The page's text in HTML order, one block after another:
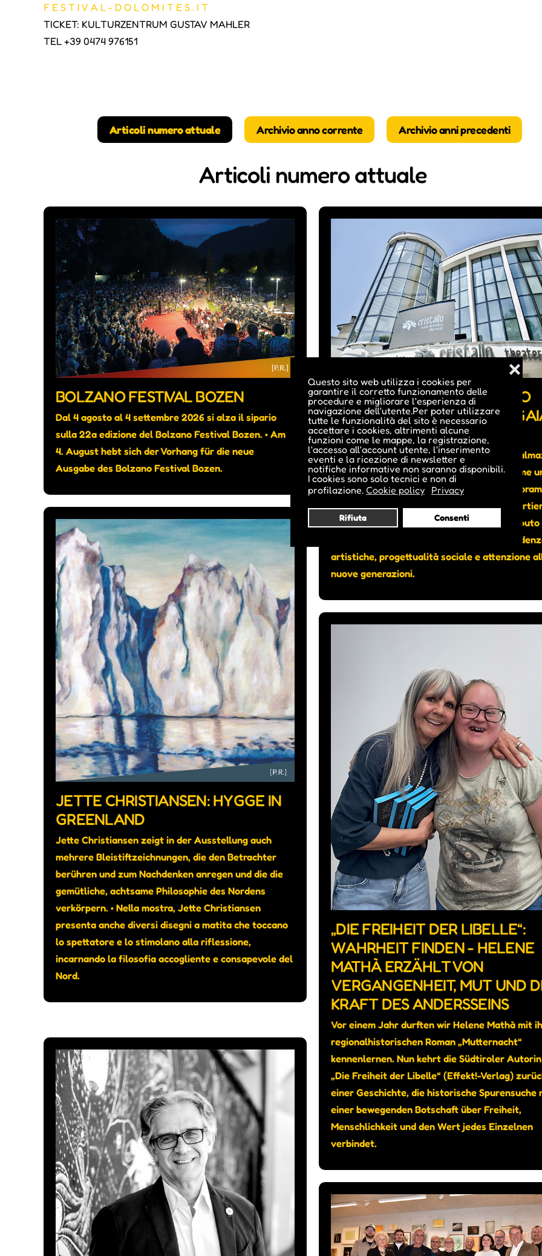
Questo sito web utilizza i cookies per
garantire il corretto funzionamento delle
procedure e migliorare l'esperienza di
navigazione dell'utente.Per poter utilizzare
tutte le funzionalità del sito è necessario
accettare i cookies, altrimenti alcune
funzioni come le mappe, la registrazione,
l'accesso all'account utente, l'inserimento
eventi e la ricezione di newsletter e
notifiche informative non saranno disponibili.
I cookies sono solo tecnici e non di
profilazione. Cookie policy Privacy
Rifiuta Consenti
❌
F E S T I V A L - D O L O M I T E S . I T
TICKET: KULTURZENTRUM GUSTAV MAHLER
TEL +39 0474 976151
Articoli numero attuale Archivio anno corrente Archivio anni precedenti
Articoli numero attuale
BOLZANO FESTIVAL BOZEN
Dal 4 agosto al 4 settembre 2026 si alza il sipario
sulla 22a edizione del Bolzano Festival Bozen. • Am
4. August hebt sich der Vorhang für die neue
Ausgabe des Bolzano Festival Bozen.
UN LABORATORIO CHIAMATO
CRISTALLO - INTERVISTA A
CARROLI
Negli ultimi anni il Teatro Cristallo di via
Bolzano, ha consolidato il proprio ruolo come
delle realtà culturali più dinamiche del
altoatesino. Un teatro radicato nel suo
capace di parlare all’intera città, che ha saputo
intrecciare programmazione artistica,
artistiche, progettualità sociale e attenzione
nuove generazioni.
JETTE CHRISTIANSEN: HYGGE IN
GREENLAND
Jette Christiansen zeigt in der Ausstellung auch
mehrere Bleistiftzeichnungen, die den Betrachter
berühren und zum Nachdenken anregen und die die
gemütliche, achtsame Philosophie des Nordens
verkörpern. • Nella mostra, Jette Christiansen
presenta anche diversi disegni a matita che toccano
lo spettatore e lo stimolano alla riflessione,
incarnando la filosofia accogliente e consapevole del
Nord.
„DIE FREIHEIT DER LIBELLE“:
WAHRHEIT FINDEN - HELENE
MATHÀ ERZÄHLT VON
VERGANGENHEIT, MUT UND
KRAFT DES ANDERSSEINS
Vor einem Jahr durften wir Helene Mathà mit
regionalhistorischen Roman „Mutternacht“
kennenlernen. Nun kehrt die Südtiroler
„Die Freiheit der Libelle“ (Effekt!-Verlag)
einer Geschichte, die historische Spurensuche
einer bewegenden Botschaft über Freiheit,
Menschlichkeit und den Wert jedes Einzelnen
verbindet.